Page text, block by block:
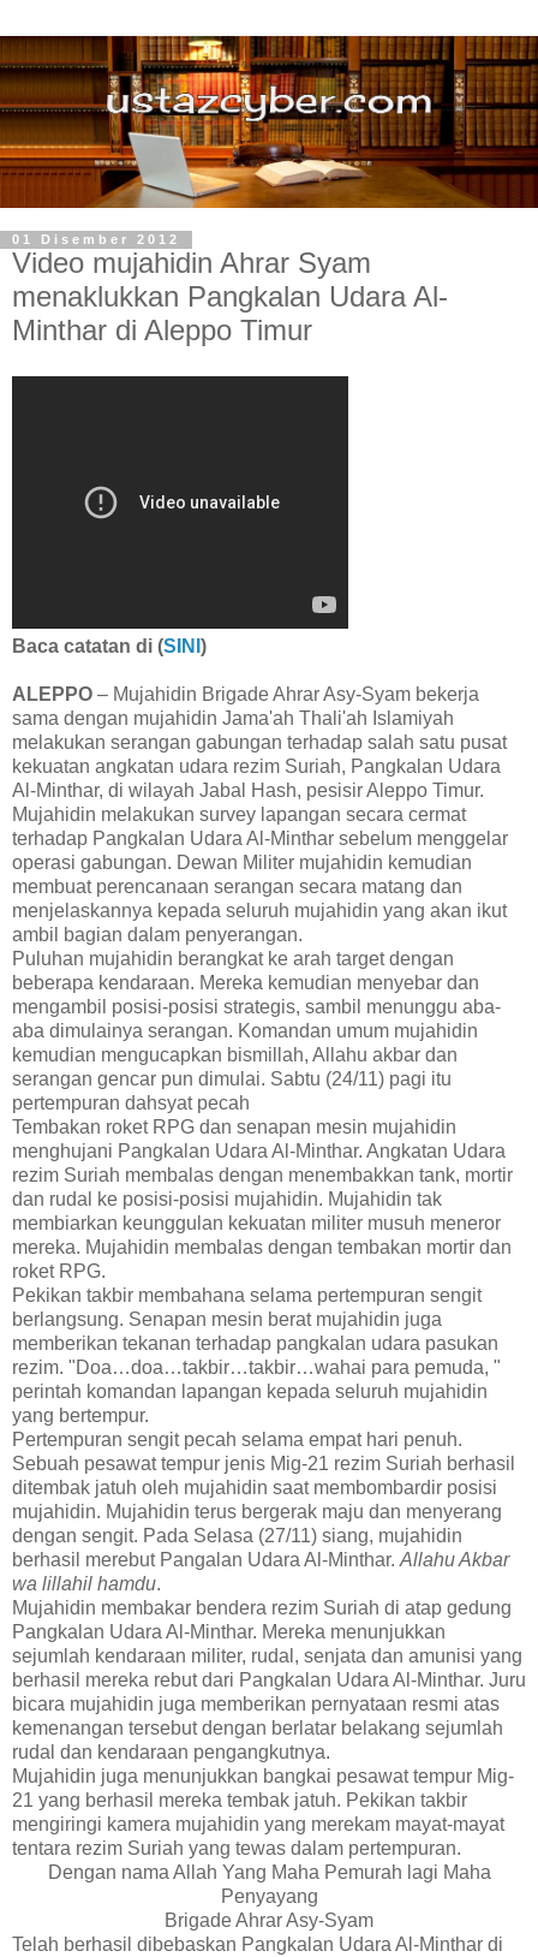
01 Disember 2012
Video mujahidin Ahrar Syam
menaklukkan Pangkalan Udara Al-
Minthar di Aleppo Timur
Baca catatan di (SINI )
ALEPPO – Mujahidin Brigade Ahrar Asy-Syam bekerja
sama dengan mujahidin Jama'ah Thali'ah Islamiyah
melakukan serangan gabungan terhadap salah satu pusat
kekuatan angkatan udara rezim Suriah, Pangkalan Udara
Al-Minthar, di wilayah Jabal Hash, pesisir Aleppo Timur.
Mujahidin melakukan survey lapangan secara cermat
terhadap Pangkalan Udara Al-Minthar sebelum menggelar
operasi gabungan. Dewan Militer mujahidin kemudian
membuat perencanaan serangan secara matang dan
menjelaskannya kepada seluruh mujahidin yang akan ikut
ambil bagian dalam penyerangan.
Puluhan mujahidin berangkat ke arah target dengan
beberapa kendaraan. Mereka kemudian menyebar dan
mengambil posisi-posisi strategis, sambil menunggu aba-
aba dimulainya serangan. Komandan umum mujahidin
kemudian mengucapkan bismillah, Allahu akbar dan
serangan gencar pun dimulai. Sabtu (24/11) pagi itu
pertempuran dahsyat pecah
Tembakan roket RPG dan senapan mesin mujahidin
menghujani Pangkalan Udara Al-Minthar. Angkatan Udara
rezim Suriah membalas dengan menembakkan tank, mortir
dan rudal ke posisi-posisi mujahidin. Mujahidin tak
membiarkan keunggulan kekuatan militer musuh meneror
mereka. Mujahidin membalas dengan tembakan mortir dan
roket RPG.
Pekikan takbir membahana selama pertempuran sengit
berlangsung. Senapan mesin berat mujahidin juga
memberikan tekanan terhadap pangkalan udara pasukan
rezim. "Doa…doa…takbir…takbir…wahai para pemuda, "
perintah komandan lapangan kepada seluruh mujahidin
yang bertempur.
Pertempuran sengit pecah selama empat hari penuh.
Sebuah pesawat tempur jenis Mig-21 rezim Suriah berhasil
ditembak jatuh oleh mujahidin saat membombardir posisi
mujahidin. Mujahidin terus bergerak maju dan menyerang
dengan sengit. Pada Selasa (27/11) siang, mujahidin
berhasil merebut Pangalan Udara Al-Minthar. Allahu Akbar
wa lillahil hamdu.
Mujahidin membakar bendera rezim Suriah di atap gedung
Pangkalan Udara Al-Minthar. Mereka menunjukkan
sejumlah kendaraan militer, rudal, senjata dan amunisi yang
berhasil mereka rebut dari Pangkalan Udara Al-Minthar. Juru
bicara mujahidin juga memberikan pernyataan resmi atas
kemenangan tersebut dengan berlatar belakang sejumlah
rudal dan kendaraan pengangkutnya.
Mujahidin juga menunjukkan bangkai pesawat tempur Mig-
21 yang berhasil mereka tembak jatuh. Pekikan takbir
mengiringi kamera mujahidin yang merekam mayat-mayat
tentara rezim Suriah yang tewas dalam pertempuran.
Dengan nama Allah Yang Maha Pemurah lagi Maha
Penyayang
Brigade Ahrar Asy-Syam
Telah berhasil dibebaskan Pangkalan Udara Al-Minthar di